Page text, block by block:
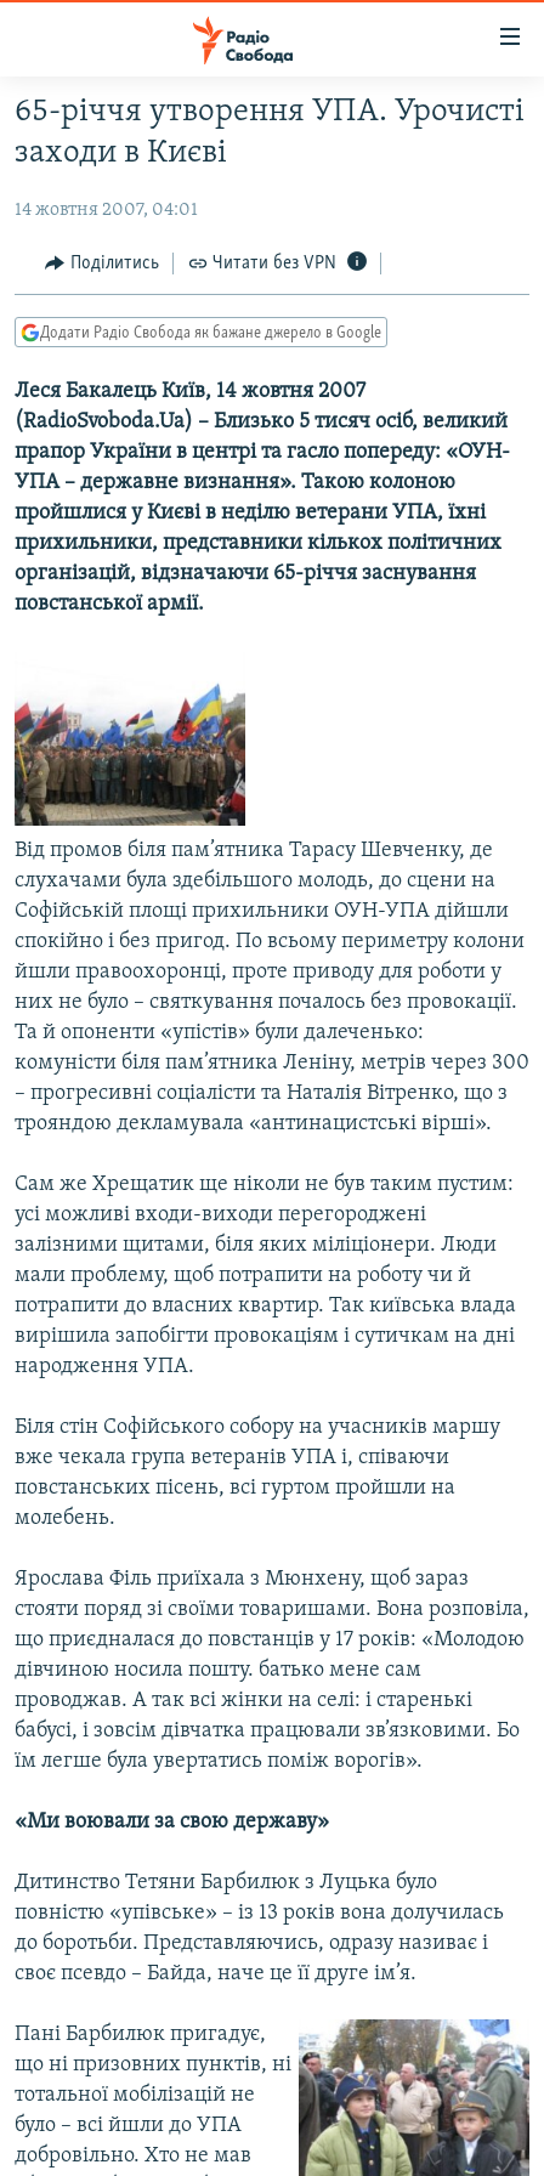
Перейти
до
основного
Перейти
основної
Перейти
пошуку
РАДІО СВОБОДА – 70 РОКІВ
ВСЕ ЗА ДОБУ
СТАТТІ
ПОЛІТИКА
СУСПІЛЬСТВО
КУЛЬТУРА
УКРАЇНА
СВІТ
ВІЙНА
ДОНБАС.РЕАЛІЇ
КРИМ.РЕАЛІЇ
ТИ ЯК?
СХЕМИ
КИТАЙ.ВИКЛИКИ
МУЛЬТИМЕДІА
ФОТО
ПОДКАСТИ
КРИМ РЕАЛІЇ
РУС
УКР
КТАТ
ДОЛУЧАЙСЯ!
Усі сайти RFE/RL
65-річчя утворення УПА. Урочисті
заходи в Києві
14 жовтня 2007, 04:01
Поділитись Читати без VPN
Додати Радіо Свобода як бажане джерело в Google
Леся Бакалець Київ, 14 жовтня 2007
(RadioSvoboda.Ua) – Близько 5 тисяч осіб, великий
прапор України в центрі та гасло попереду: «ОУН-
УПА – державне визнання». Такою колоною
пройшлися у Києві в неділю ветерани УПА, їхні
прихильники, представники кількох політичних
організацій, відзначаючи 65-річчя заснування
повстанської армії.
Від промов біля пам’ятника Тарасу Шевченку, де
слухачами була здебільшого молодь, до сцени на
Софійській площі прихильники ОУН-УПА дійшли
спокійно і без пригод. По всьому периметру колони
йшли правоохоронці, проте приводу для роботи у
них не було – святкування почалось без провокації.
Та й опоненти «упістів» були далеченько:
комуністи біля пам’ятника Леніну, метрів через 300
– прогресивні соціалісти та Наталія Вітренко, що з
трояндою декламувала «антинацистські вірші».
Сам же Хрещатик ще ніколи не був таким пустим:
усі можливі входи-виходи перегороджені
залізними щитами, біля яких міліціонери. Люди
мали проблему, щоб потрапити на роботу чи й
потрапити до власних квартир. Так київська влада
вирішила запобігти провокаціям і сутичкам на дні
народження УПА.
Біля стін Софійського собору на учасників маршу
вже чекала група ветеранів УПА і, співаючи
повстанських пісень, всі гуртом пройшли на
молебень.
Ярослава Філь приїхала з Мюнхену, щоб зараз
стояти поряд зі своїми товаришами. Вона розповіла,
що приєдналася до повстанців у 17 років: «Молодою
дівчиною носила пошту. батько мене сам
проводжав. А так всі жінки на селі: і старенькі
бабусі, і зовсім дівчатка працювали зв’язковими. Бо
їм легше була увертатись поміж ворогів».
«Ми воювали за свою державу»
Дитинство Тетяни Барбилюк з Луцька було
повністю «упівське» – із 13 років вона долучилась
до боротьби. Представляючись, одразу називає і
своє псевдо – Байда, наче це її друге ім’я.
Пані Барбилюк пригадує,
що ні призовних пунктів, ні
тотальної мобілізацій не
було – всі йшли до УПА
добровільно. Хто не мав